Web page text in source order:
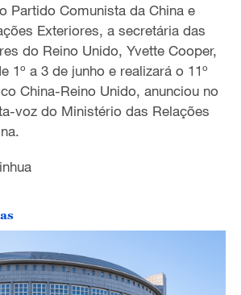
Partido Comunista da China e
Exteriores, a secretária das
do Reino Unido, Yvette Cooper,
1º a 3 de junho e realizará o 11º
China-Reino Unido, anunciou no
voz do Ministério das Relações